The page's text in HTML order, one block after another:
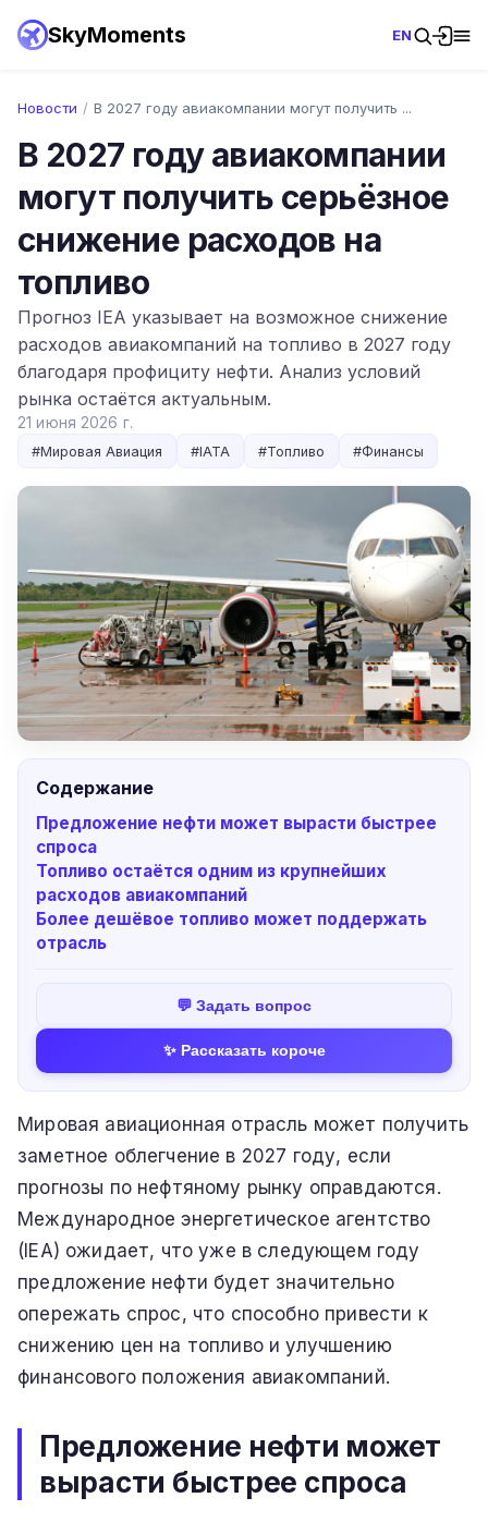
SkyMoments EN
Новости / В 2027 году авиакомпании могут получить ...
В 2027 году авиакомпании
могут получить серьёзное
снижение расходов на
топливо
Прогноз IEA указывает на возможное снижение
расходов авиакомпаний на топливо в 2027 году
благодаря профициту нефти. Анализ условий
рынка остаётся актуальным.
21 июня 2026 г.
#Мировая Авиация #IATA #Топливо #Финансы
Содержание
Предложение нефти может вырасти быстрее
спроса
Топливо остаётся одним из крупнейших
расходов авиакомпаний
Более дешёвое топливо может поддержать
отрасль
💬 Задать вопрос
✨ Рассказать короче
Мировая авиационная отрасль может получить
заметное облегчение в 2027 году, если
прогнозы по нефтяному рынку оправдаются.
Международное энергетическое агентство
(IEA) ожидает, что уже в следующем году
предложение нефти будет значительно
опережать спрос, что способно привести к
снижению цен на топливо и улучшению
финансового положения авиакомпаний.
Предложение нефти может
вырасти быстрее спроса